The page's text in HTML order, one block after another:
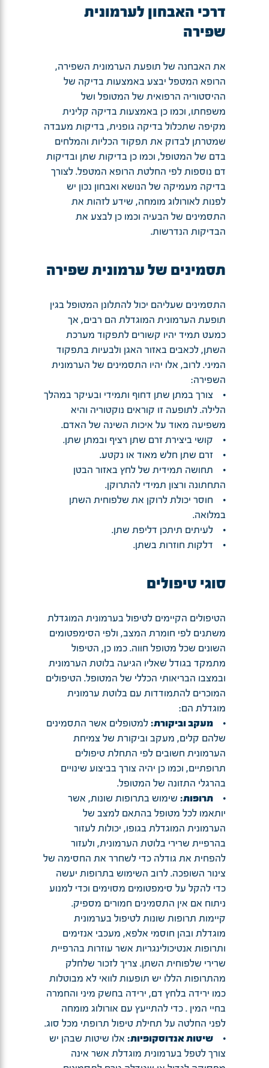
דרכי האבחון לערמונית
שפירה
את האבחנה של תופעת הערמונית השפירה,
הרופא המטפל יבצע באמצעות בדיקה של
ההיסטוריה הרפואית של המטופל ושל
משפחתו, וכמו כן באמצעות בדיקה קלינית
מקיפה שתכלול בדיקה גופנית, בדיקות מעבדה
שמטרתן לבדוק את תפקוד הכליות והמלחים
בדם של המטופל, וכמו כן בדיקות שתן ובדיקות
דם נוספות לפי החלטת הרופא המטפל. לצורך
בדיקה מעמיקה של הנושא ואבחון נכון יש
לפנות לאורולוג מומחה, שידע לזהות את
התסמינים של הבעיה וכמו כן לבצע את
הבדיקות הנדרשות.
תסמינים של ערמונית שפירה
התסמינים שעליהם יכול להתלונן המטופל בגין
תופעת הערמונית המוגדלת הם רבים, אך
כמעט תמיד יהיו קשורים לתפקוד מערכת
השתן, לכאבים באזור האגן ולבעיות בתפקוד
המיני. לרוב, אלו יהיו התסמינים של הערמונית
השפירה:
• צורך במתן שתן דחוף ותמידי ובעיקר במהלך
הלילה. לתופעה זו קוראים נוקטוריה והיא
משפיעה מאוד על איכות השינה של האדם.
• קושי ביצירת זרם שתן רציף ובמתן שתן.
• זרם שתן חלש מאוד או נקטע.
• תחושה תמידית של לחץ באזור הבטן
התחתונה ורצון תמידי להתרוקן.
• חוסר יכולת לרוקן את שלפוחית השתן
במלואה.
• לעיתים תיתכן דליפת שתן.
• דלקות חוזרות בשתן.
סוגי טיפולים
הטיפולים הקיימים לטיפול בערמונית המוגדלת
משתנים לפי חומרת המצב, ולפי הסימפטומים
השונים שכל מטופל חווה. כמו כן, הטיפול
מתמקד בגודל שאליו הגיעה בלוטת הערמונית
ובמצבו הבריאותי הכללי של המטופל. הטיפולים
המוכרים להתמודדות עם בלוטת ערמונית
מוגדלת הם:
• מעקב וביקורת: למטופלים אשר התסמינים
שלהם קלים, מעקב וביקורת של צמיחת
הערמונית חשובים לפי התחלת טיפולים
תרופתיים, וכמו כן יהיה צורך בביצוע שינויים
בהרגלי התזונה של המטופל.
• תרופות: שימוש בתרופות שונות, אשר
יותאמו לכל מטופל בהתאם למצב של
הערמונית המוגדלת בגופו, יכולות לעזור
בהרפיית שרירי בלוטת הערמונית, ולעזור
להפחית את גודלה כדי לשחרר את החסימה של
צינור השופכה. לרוב השימוש בתרופות יעשה
כדי להקל על סימפטומים מסוימים וכדי למנוע
ניתוח אם אין התסמינים חמורים מספיק.
קיימות תרופות שונות לטיפול בערמונית
מוגדלת ובהן חוסמי אלפא, מעכבי אנזימים
ותרופות אנטיכולינגריות אשר עוזרות בהרפיית
שרירי שלפוחית השתן. צריך לזכור שלחלק
מהתרופות הללו יש תופעות לוואי לא מבוטלות
כמו ירידה בלחץ דם, ירידה בחשק מיני והחמרה
בחיי המין . כדי להתייעץ עם אורולוג מומחה
לפני החלטה על תחילת טיפול תרופתי מכל סוג.
• שיטות אנדוסקופיות: אלו שיטות שבהן יש
צורך לטפל בערמונית מוגדלת אשר אינה